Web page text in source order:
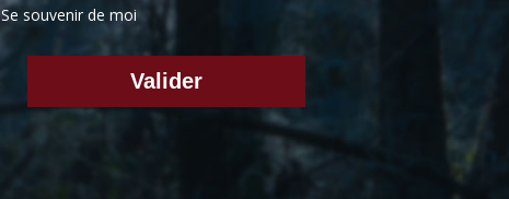
Se souvenir de moi